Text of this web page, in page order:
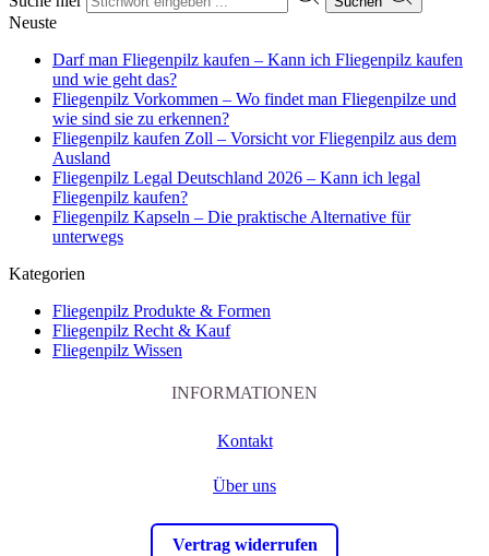
Neuste
Darf man Fliegenpilz kaufen – Kann ich Fliegenpilz kaufen
und wie geht das?
Fliegenpilz Vorkommen – Wo findet man Fliegenpilze und
wie sind sie zu erkennen?
Fliegenpilz kaufen Zoll – Vorsicht vor Fliegenpilz aus dem
Ausland
Fliegenpilz Legal Deutschland 2026 – Kann ich legal
Fliegenpilz kaufen?
Fliegenpilz Kapseln – Die praktische Alternative für
unterwegs
Kategorien
Fliegenpilz Produkte & Formen
Fliegenpilz Recht & Kauf
Fliegenpilz Wissen
INFORMATIONEN
Kontakt
Über uns
Vertrag widerrufen